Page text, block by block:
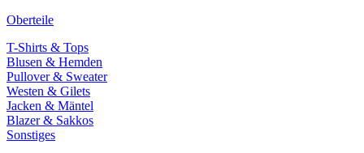
Oberteile
T-Shirts & Tops
Blusen & Hemden
Pullover & Sweater
Westen & Gilets
Jacken & Mäntel
Blazer & Sakkos
Sonstiges